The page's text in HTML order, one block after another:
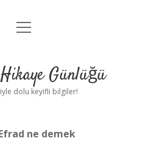
Anasayfa
Uyarı
menüyü
Günlüğü
dolu keyifli bilgiler!
ne demek